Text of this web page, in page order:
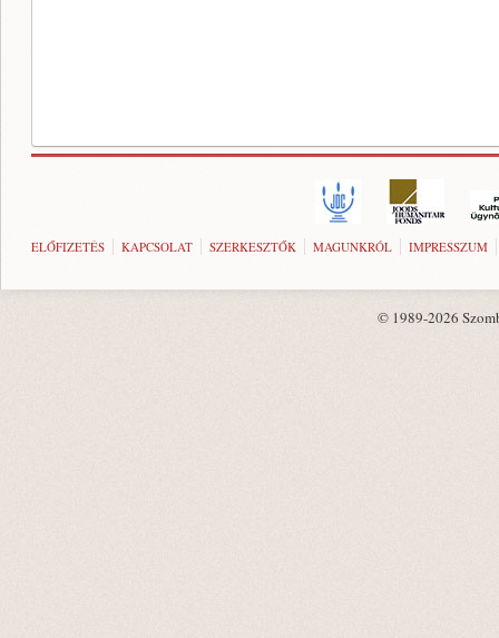
ELŐFIZETÉS KAPCSOLAT SZERKESZTŐK MAGUNKRÓL IMPRESSZUM
© 1989-2026